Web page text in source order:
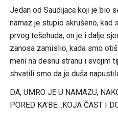
Jedan od Saudijaca koji je bio
namaz je stupio skrušeno, kad
prvog tešehuda, on je i dalje
zanosa zamislio, kada smo
meni na desnu stranu i svojim
shvatili smo da je duša
DA, UMRO JE U NAMAZU,
PORED KA’BE…KOJA ČAST I